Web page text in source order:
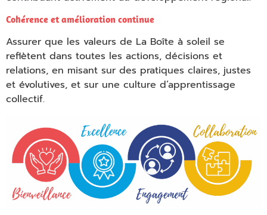
Cohérence et amélioration continueEmpty
Assurer que les valeurs de La Boîte à soleil se
reflètent dans toutes les actions, décisions et
relations, en misant sur des pratiques claires, justes
et évolutives, et sur une culture d’apprentissage
collectif.